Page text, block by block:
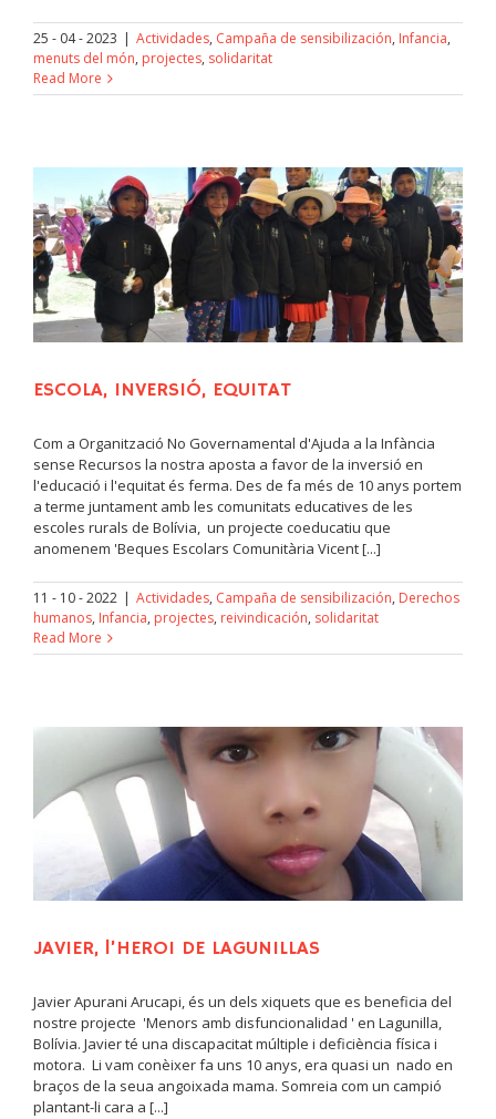
25 - 04 - 2023 | Actividades, Campaña de sensibilización, Infancia,
menuts del món, projectes, solidaritat
Read More
ESCOLA, INVERSIÓ, EQUITAT
Com a Organització No Governamental d'Ajuda a la Infància
sense Recursos la nostra aposta a favor de la inversió en
l'educació i l'equitat és ferma. Des de fa més de 10 anys portem
a terme juntament amb les comunitats educatives de les
escoles rurals de Bolívia, un projecte coeducatiu que
anomenem 'Beques Escolars Comunitària Vicent [...]
11 - 10 - 2022 | Actividades, Campaña de sensibilización, Derechos
humanos, Infancia, projectes, reivindicación, solidaritat
Read More
JAVIER, l’HEROI DE LAGUNILLAS
Javier Apurani Arucapi, és un dels xiquets que es beneficia del
nostre projecte 'Menors amb disfuncionalidad ' en Lagunilla,
Bolívia. Javier té una discapacitat múltiple i deficiència física i
motora. Li vam conèixer fa uns 10 anys, era quasi un nado en
braços de la seua angoixada mama. Somreia com un campió
plantant-li cara a [...]